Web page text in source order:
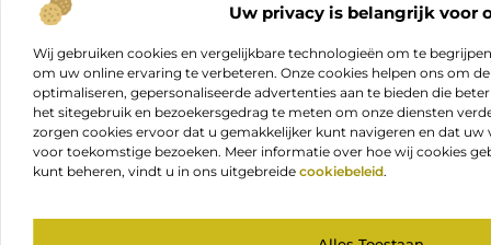
Uw privacy is belangrijk voor
Wij gebruiken cookies en vergelijkbare technologieën om te
om uw online ervaring te verbeteren. Onze cookies helpen ons om
optimaliseren, gepersonaliseerde advertenties aan te bieden die
het sitegebruik en bezoekersgedrag te meten om onze diensten
zorgen cookies ervoor dat u gemakkelijker kunt navigeren en dat
voor toekomstige bezoeken. Meer informatie over hoe wij cookies
kunt beheren, vindt u in ons uitgebreide cookiebeleid.